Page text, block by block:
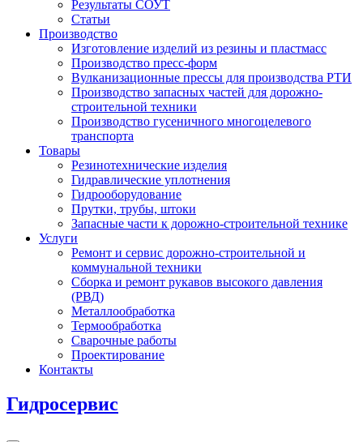
Результаты СОУТ
Статьи
Производство
Изготовление изделий из резины и пластмасс
Производство пресс-форм
Вулканизационные прессы для производства РТИ
Производство запасных частей для дорожно-
строительной техники
Производство гусеничного многоцелевого
транспорта
Товары
Резинотехнические изделия
Гидравлические уплотнения
Гидрооборудование
Прутки, трубы, штоки
Запасные части к дорожно-строительной технике
Услуги
Ремонт и сервис дорожно-строительной и
коммунальной техники
Сборка и ремонт рукавов высокого давления
(РВД)
Металлообработка
Термообработка
Сварочные работы
Проектирование
Контакты
Гидросервис